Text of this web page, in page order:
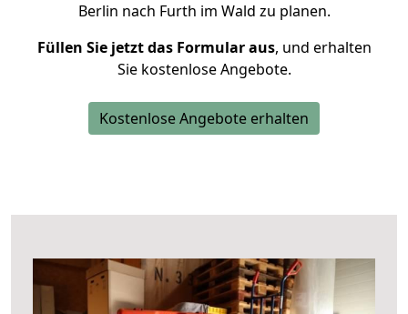
Berlin nach Furth im Wald zu planen.
Füllen Sie jetzt das Formular aus, und erhalten
Sie kostenlose Angebote.
Kostenlose Angebote erhalten